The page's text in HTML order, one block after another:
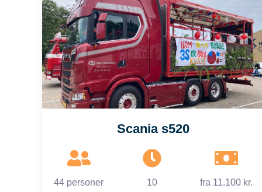
Scania s520
44 personer 10 fra 11.100 kr.